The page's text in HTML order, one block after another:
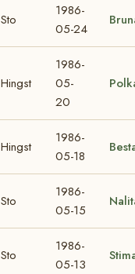
Sto
1986-
05-24
Hingst
1986-
05-
20
Hingst
1986-
05-18
Sto
1986-
05-15
Sto
1986-
05-13